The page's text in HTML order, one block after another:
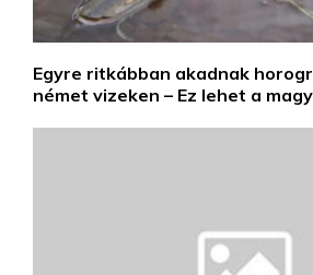
Egyre ritkábban akadnak
német vizeken – Ez lehet a